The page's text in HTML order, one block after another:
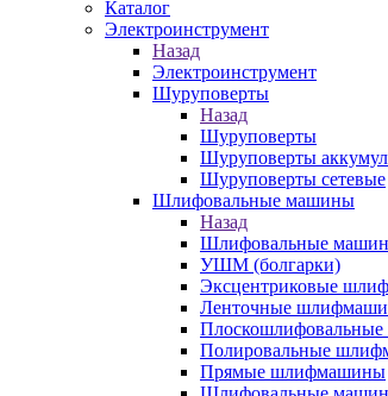
Каталог
Электроинструмент
Назад
Электроинструмент
Шуруповерты
Назад
Шуруповерты
Шуруповерты
Шуруповерты сетевые
Шлифовальные машины
Назад
Шлифовальные
УШМ (болгарки)
Эксцентриковые
Ленточные
Полировальные
Прямые шлифмашины